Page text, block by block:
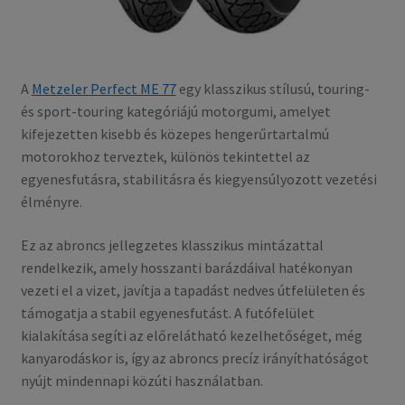
A Metzeler Perfect ME 77egy klasszikus stílusú, touring-
és sport-touring kategóriájú motorgumi, amelyet
kifejezetten kisebb és közepes hengerűrtartalmú
motorokhoz terveztek, különös tekintettel az
egyenesfutásra, stabilitásra és kiegyensúlyozott vezetési
élményre.
Ez az abroncs jellegzetes klasszikus mintázattal
rendelkezik, amely hosszanti barázdáival hatékonyan
vezeti el a vizet, javítja a tapadást nedves útfelületen és
támogatja a stabil egyenesfutást. A futófelület
kialakítása segíti az előrelátható kezelhetőséget, még
kanyarodáskor is, így az abroncs precíz irányíthatóságot
nyújt mindennapi közúti használatban.